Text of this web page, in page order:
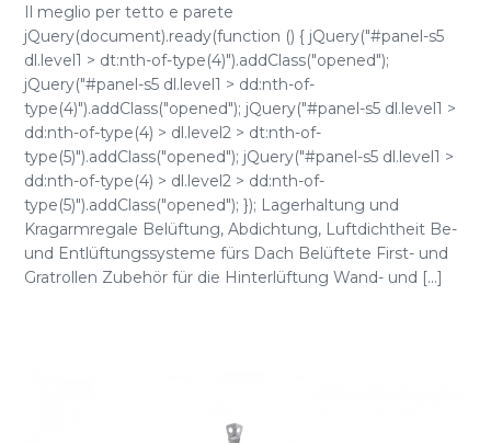
Il meglio per tetto e parete
jQuery(document).ready(function () { jQuery("#panel-s5
dl.level1 > dt:nth-of-type(4)").addClass("opened");
jQuery("#panel-s5 dl.level1 > dd:nth-of-
type(4)").addClass("opened"); jQuery("#panel-s5 dl.level1 >
dd:nth-of-type(4) > dl.level2 > dt:nth-of-
type(5)").addClass("opened"); jQuery("#panel-s5 dl.level1 >
dd:nth-of-type(4) > dl.level2 > dd:nth-of-
type(5)").addClass("opened"); }); Lagerhaltung und
Kragarmregale Belüftung, Abdichtung, Luftdichtheit Be-
und Entlüftungssysteme fürs Dach Belüftete First- und
Gratrollen Zubehör für die Hinterlüftung Wand- und [...]